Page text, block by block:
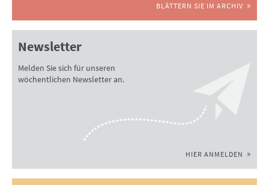
BLÄTTERN SIE IM ARCHIV
Newsletter
Melden Sie sich für unseren
wöchentlichen Newsletter an.
HIER ANMELDEN